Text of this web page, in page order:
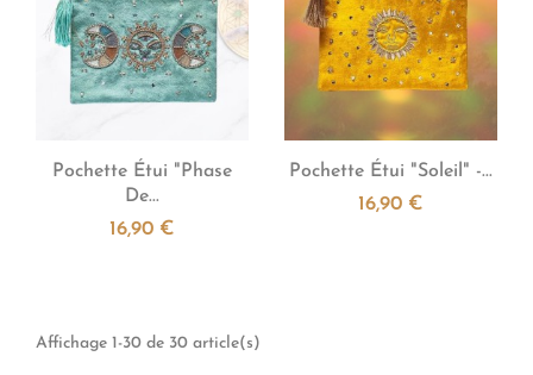
Aperçu rapide
Pochette Étui "Phase
De...
16,90 €
Aperçu rapide
Pochette Étui "Soleil" -...
16,90 €
Affichage 1-30 de 30 article(s)